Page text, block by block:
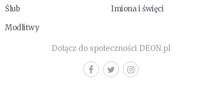
Ślub
Imiona i święci
Modlitwy
Dołącz do społeczności DEON.pl